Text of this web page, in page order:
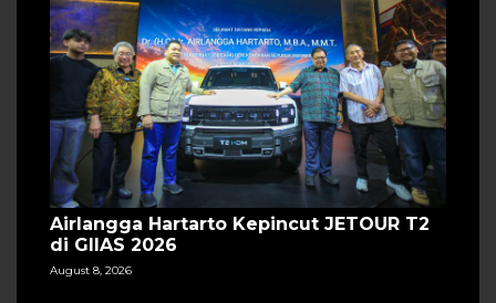
Airlangga Hartarto Kepincut JETOUR T2
di GIIAS 2026
August 8, 2026